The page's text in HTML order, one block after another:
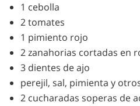
1 cebolla
2 tomates
1 pimiento rojo
2 zanahorias cortadas en
3 dientes de ajo
perejil, sal, pimienta y
2 cucharadas soperas de